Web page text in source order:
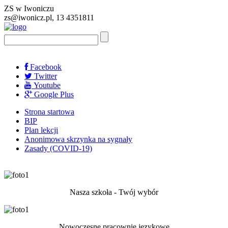
ZS w Iwoniczu
zs@iwonicz.pl, 13 4351811
Facebook
Twitter
Youtube
Google Plus
Strona startowa
BIP
Plan lekcji
Anonimowa skrzynka na sygnały
Zasady (COVID-19)
Nasza szkoła - Twój wybór